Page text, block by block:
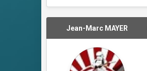
Jean-Marc MAYER